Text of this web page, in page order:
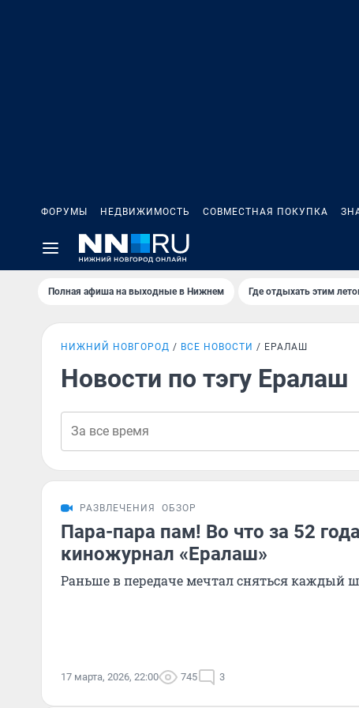
ФОРУМЫ НЕДВИЖИМОСТЬ СОВМЕСТНАЯ ПОКУПКА
Полная афиша на выходные в Нижнем Где отдыхать этим
НИЖНИЙ НОВГОРОД ВСЕ НОВОСТИ ЕРАЛАШ
Новости по тэгу Ералаш
РАЗВЛЕЧЕНИЯ ОБЗОР
Пара-пара пам! Во что за 52
киножурнал «Ералаш»
Раньше в передаче мечтал сняться каждый
17 марта, 2026, 22:00 745 3